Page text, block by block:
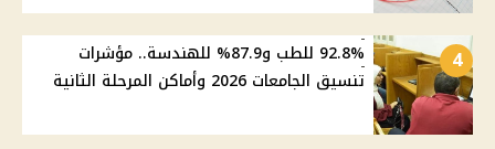
4
92.8% للطب و87.9% للهندسة.. مؤشرات
تنسيق الجامعات 2026 وأماكن المرحلة الثانية